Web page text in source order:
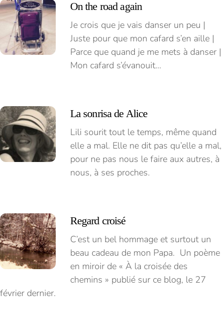
On the road again
Je crois que je vais danser un peu |
Juste pour que mon cafard s’en aille |
Parce que quand je me mets à danser |
Mon cafard s’évanouit…
La sonrisa de Alice
Lili sourit tout le temps, même quand
elle a mal. Elle ne dit pas qu’elle a mal,
pour ne pas nous le faire aux autres, à
nous, à ses proches.
Regard croisé
C’est un bel hommage et surtout un
beau cadeau de mon Papa. Un poème
en miroir de « À la croisée des
chemins » publié sur ce blog, le 27
février dernier.